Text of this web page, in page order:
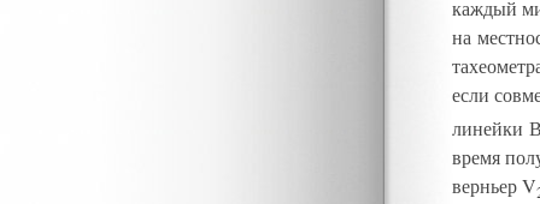
каждый
на
если
линейки
время
верньер V